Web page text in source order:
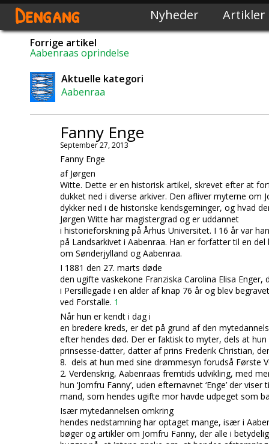
Dengang Nyheder Artikler
Forrige artikel
Aabenraas oprindelse
Aktuelle kategori
Aabenraa
Fanny Enge
September 27, 2013
Fanny Enge
af Jørgen
Witte. Dette er en historisk artikel, skrevet efter at
dukket ned i diverse arkiver. Den afliver myterne om
dykker ned i de historiske kendsgerninger, og hvad
Jørgen Witte har magistergrad og er uddannet
i historieforskning på Århus Universitet. I 16 år var
på Landsarkivet i Aabenraa. Han er forfatter til en
om Sønderjylland og Aabenraa.
I 1881 den 27. marts døde
den ugifte vaskekone Franziska Carolina Elisa Enger,
i Persillegade i en alder af knap 76 år og blev
ved Forstalle. 1
Når hun er kendt i dag i
en bredere kreds, er det på grund af den
efter hendes død. Der er faktisk to myter, dels at
prinsesse-datter, datter af prins Frederik Christian,
8. dels at hun med sine drømmesyn forudså Første
2. Verdenskrig, Aabenraas fremtids udvikling, med
hun ‘Jomfru Fanny’, uden efternavnet ‘Enge’ der viser
mand, som hendes ugifte mor havde udpeget som
Især mytedannelsen omkring
hendes nedstamning har optaget mange, især i
bøger ogartikler om Jomfru Fanny, der alle i